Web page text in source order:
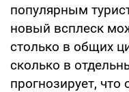
популярным
новый всплеск
столько в общих
сколько в
прогнозирует,